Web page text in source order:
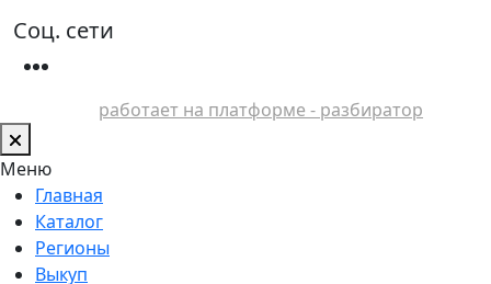
Соц. сети
работает на платформе - разбиратор
Меню
Главная
Каталог
Регионы
Выкуп